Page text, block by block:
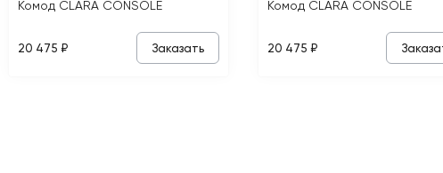
Комод CLARA CONSOLE
20 475 ₽ Заказать
Комод CLARA CONSOLE
20 475 ₽